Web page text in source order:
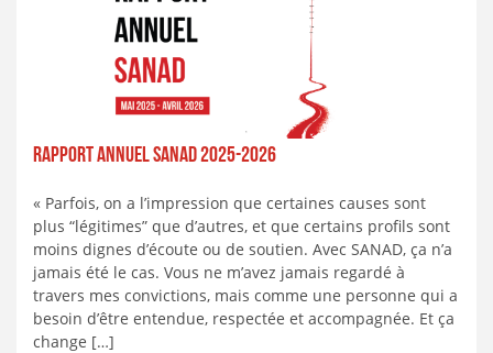
Rapport annuel SANAD 2025-2026
« Parfois, on a l’impression que certaines causes sont
plus “légitimes” que d’autres, et que certains profils sont
moins dignes d’écoute ou de soutien. Avec SANAD, ça n’a
jamais été le cas. Vous ne m’avez jamais regardé à
travers mes convictions, mais comme une personne qui a
besoin d’être entendue, respectée et accompagnée. Et ça
change […]